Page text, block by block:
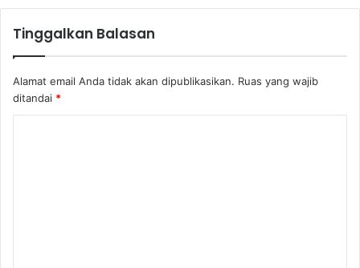
Tinggalkan Balasan
Alamat email Anda tidak akan dipublikasikan. Ruas yang wajib
ditandai *